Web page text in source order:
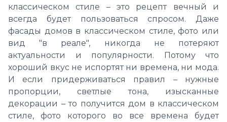
классическом стиле – это рецепт вечный и
всегда будет пользоваться спросом. Даже
фасады домов в классическом стиле, фото или
вид "в реале", никогда не потеряют
актуальности и популярности. Потому что
хороший вкус не испортят ни времена, ни мода.
И если придерживаться правил – нужные
пропорции, светлые тона, изысканные
декорации – то получится дом в классическом
стиле, фото которого во все времена будет